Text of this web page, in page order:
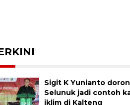
Sigit K Yunianto
Selunuk jadi contoh
iklim di Kalteng